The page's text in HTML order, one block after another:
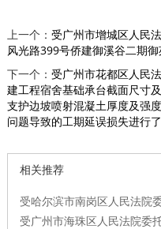
上一个： 受广州市增城区人民
风光路399号侨建御溪谷二期
下一个： 受广州市花都区人民
建工程宿舍基础承台截面尺寸
支护边坡喷射混凝土厚度及强
问题导致的工期延误损失进行了
相关推荐
受哈尔滨市南岗区人民法院
受广州市海珠区人民法院委